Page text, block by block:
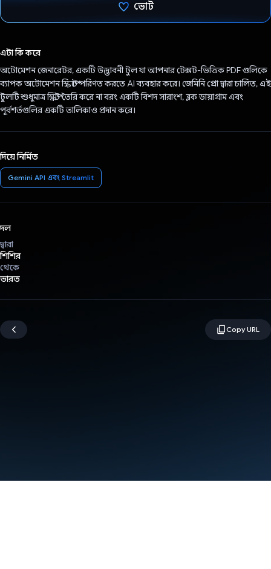
ভোট
এটা কি করে
অটোমেশন জেনারেটর, একটি উদ্ভাবনী টুল যা আপনার টেক্সট-ভিত্তিক PDF গুলিকে
ব্যাপক অটোমেশন স্ক্রিপ্টে পরিণত করতে AI ব্যবহার করে। জেমিনি প্রো দ্বারা চালিত, এই
টুলটি শুধুমাত্র স্ক্রিপ্ট তৈরি করে না বরং একটি বিশদ সারাংশ, ব্লক ডায়াগ্রাম এবং
পূর্বশর্তগুলির একটি তালিকাও প্রদান করে।
দিয়ে নির্মিত
Gemini API এবং Streamlit
দল
দ্বারা
শিশির
থেকে
ভারত